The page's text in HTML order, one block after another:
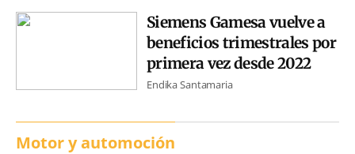
Siemens Gamesa vuelve a
beneficios trimestrales por
primera vez desde 2022
Endika Santamaria
Motor y automoción